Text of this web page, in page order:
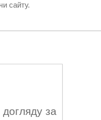
сайту.
за